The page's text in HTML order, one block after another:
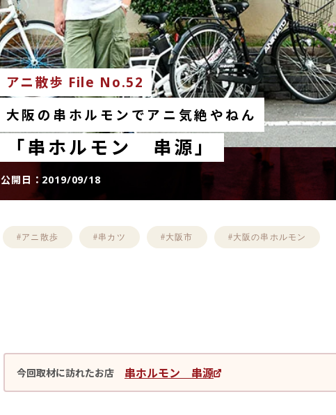
アニ散歩 File No.52
大阪の串ホルモンでアニ気絶やねん
「串ホルモン 串源」
公開日： 2019/09/18
#アニ散歩 #串カツ #大阪市 #大阪の串ホルモン
今回取材に訪れたお店 串ホルモン 串源